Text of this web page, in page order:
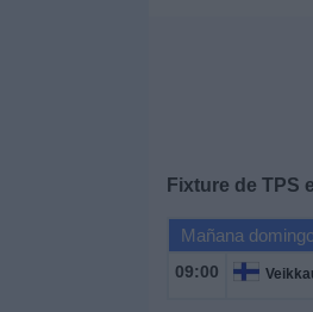
Fixture de TPS
Mañana
09:00